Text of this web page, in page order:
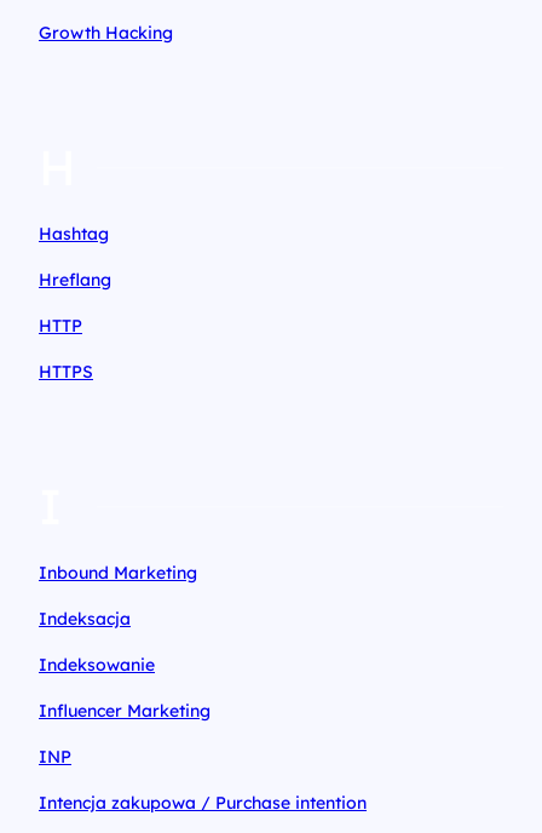
Growth Hacking
Hashtag
Hreflang
HTTP
HTTPS
Inbound Marketing
Indeksacja
Indeksowanie
Influencer Marketing
INP
Intencja zakupowa / Purchase intention